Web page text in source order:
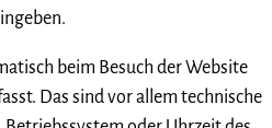
beim Besuch der Website
Das sind vor allem technische